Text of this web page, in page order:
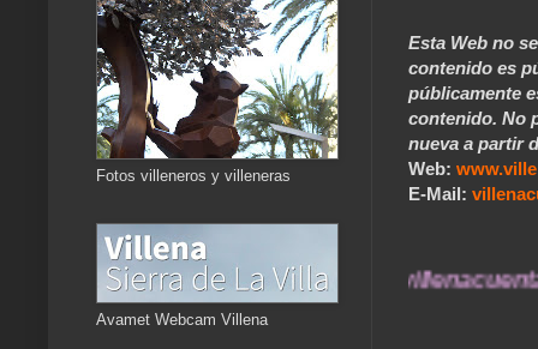
Esta Web no
contenido es
públicamente
contenido. No
nueva a partir
Web:
E-Mail:
Y COMENTARIOS A...
Fotos villeneros y villeneras
Avamet Webcam Villena